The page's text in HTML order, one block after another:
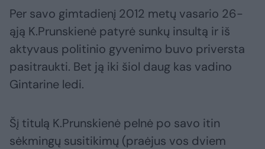
Per savo gimtadienį 2012 metų vasario 26-
ąją K.Prunskienė patyrė sunkų insultą ir iš
aktyvaus politinio gyvenimo buvo priversta
pasitraukti. Bet ją iki šiol daug kas vadino
Gintarine ledi.
Šį titulą K.Prunskienė pelnė po savo itin
sėkmingų susitikimų (praėjus vos dviem